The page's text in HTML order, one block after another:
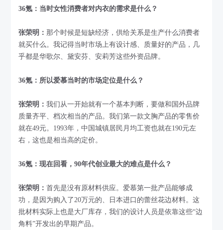
36氪：当时女性消费者对内衣的需求是什么？
张荣明：那个时候是短缺经济，供给关系是生产什么消费者
就买什么。我记得当时市场上有设计感、质量好的产品，几
乎都是华歌尔、黛安芬、安莉芳这些外资品牌。
36氪：所以爱慕当时的市场定位是什么？
张荣明：我们从一开始就有一个基本判断，要做和国外品牌
质量齐平、档次相当的产品。我们第一款文胸产品的零售价
就在49元。1993年，中国城镇居民月均工资也就在190元左
右，这也是相当高的定价。
36氪：现在回看，90年代创业最大的难点是什么？
张荣明：首先是没有原材料供应。爱慕第一批产品能够成
功，是因为购入了20万元的、日本进口的蕾丝花边材料。这
批材料实际上也是大厂库存，我们的设计人员是依靠这些“边
角料”开发出的早期产品。